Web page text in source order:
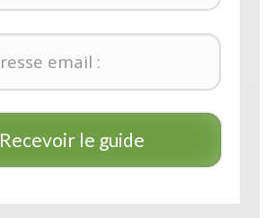
Recevoir le guide